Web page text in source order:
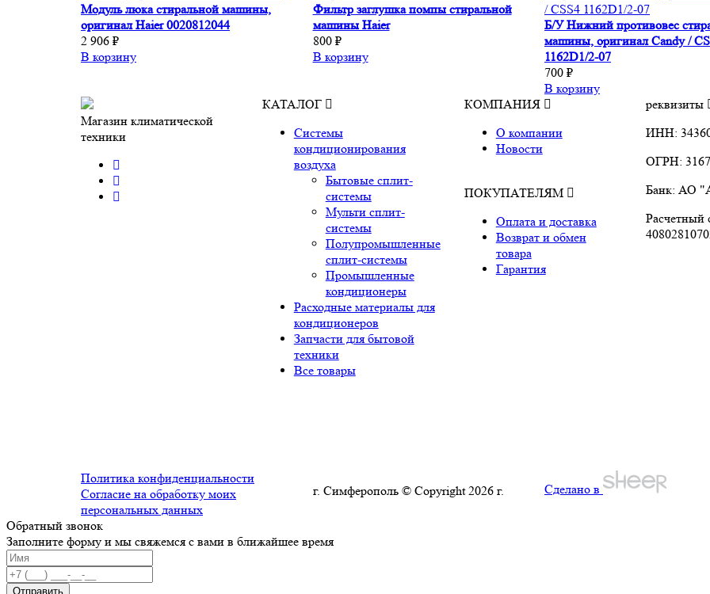
Модуль люка стиральной машины,
оригинал Haier 0020812044
2 906 ₽
В корзину
Фильтр заглушка помпы стиральной
машины Haier
800 ₽
В корзину
Б/У Нижний противовес
машины, оригинал Candy /
1162D1/2-07
700 ₽
В корзину
Магазин климатической
техники
КАТАЛОГ
Системы
кондиционирования
воздуха
Бытовые сплит-
системы
Мульти сплит-
системы
Полупромышленные
сплит-системы
Промышленные
кондиционеры
Расходные материалы для
кондиционеров
Запчасти для бытовой
техники
Все товары
КОМПАНИЯ
О компании
Новости
ПОКУПАТЕЛЯМ
Оплата и доставка
Возврат и обмен
товара
Гарантия
реквизиты
ИНН:
ОГРН:
Банк: АО
Расчетный
Политика конфиденциальности
Согласие на обработку моих
персональных данных
г. Симферополь © Copyright 2026 г. Сделано в
Обратный звонок
Заполните форму и мы свяжемся с вами в ближайшее время
Отправить